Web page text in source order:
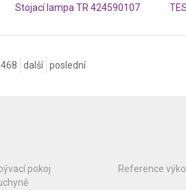
Stojací lampa TR 424590107
468 další poslední
pokoj
Reference